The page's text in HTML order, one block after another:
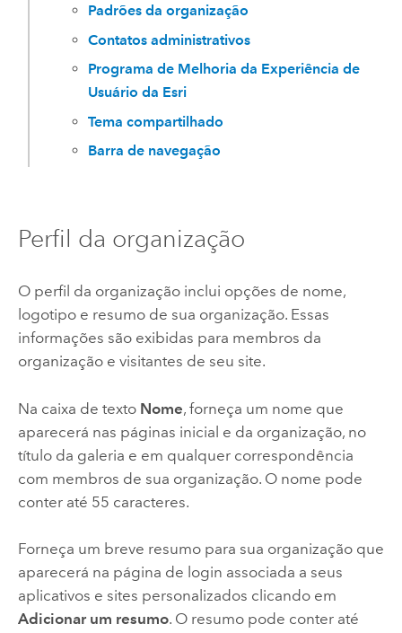
Padrões da organização
Contatos administrativos
Programa de Melhoria da Experiência de
Usuário da Esri
Tema compartilhado
Barra de navegação
Perfil da organização
O perfil da organização inclui opções de nome,
logotipo e resumo de sua organização. Essas
informações são exibidas para membros da
organização e visitantes de seu site.
Na caixa de texto Nome, forneça um nome que
aparecerá nas páginas inicial e da organização, no
título da galeria e em qualquer correspondência
com membros de sua organização. O nome pode
conter até 55 caracteres.
Forneça um breve resumo para sua organização que
aparecerá na página de login associada a seus
aplicativos e sites personalizados clicando em
Adicionar um resumo. O resumo pode conter até